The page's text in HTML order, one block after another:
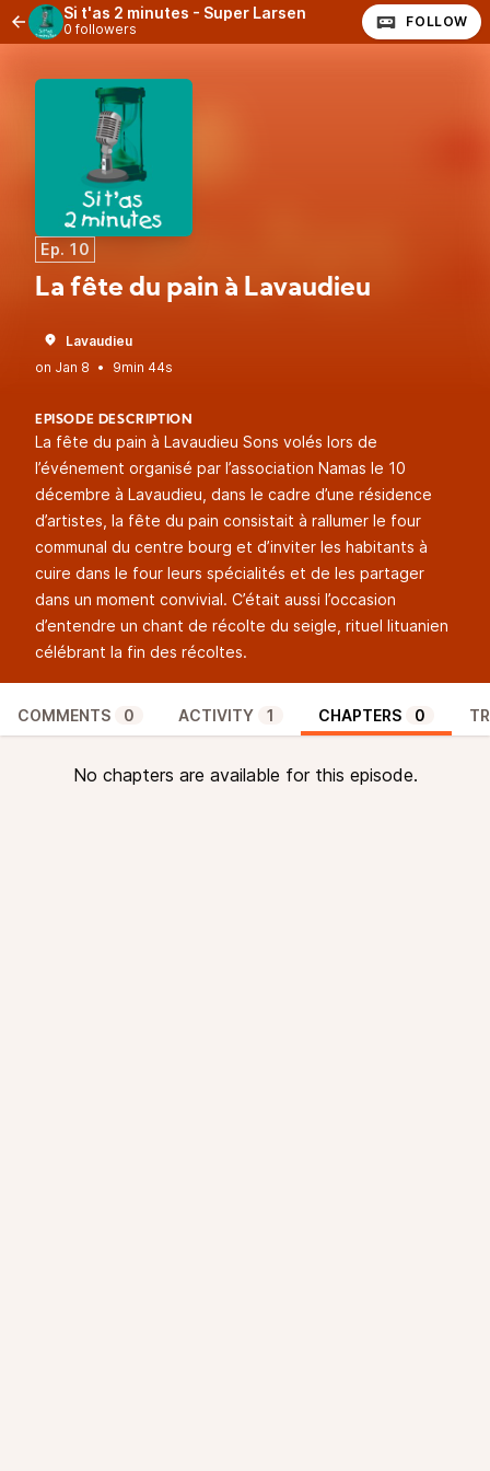
Si t'as 2 minutes - Super Larsen
0 followers FOLLOW
Ep. 10
La fête du pain à Lavaudieu
Lavaudieu
•
9min 44s
EPISODE DESCRIPTION
La fête du pain à Lavaudieu Sons volés lors de
l’événement organisé par l’association Namas le 10
décembre à Lavaudieu, dans le cadre d’une résidence
d’artistes, la fête du pain consistait à rallumer le four
communal du centre bourg et d’inviter les habitants à
cuire dans le four leurs spécialités et de les partager
dans un moment convivial. C’était aussi l’occasion
d’entendre un chant de récolte du seigle, rituel lituanien
célébrant la fin des récoltes.
COMMENTS 0 ACTIVITY 1 CHAPTERS 0
No chapters are available for this episode.